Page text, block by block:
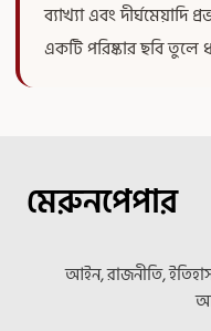
ব্যাখ্যা এবং
একটি পরিষ্কার ছবি তুলে
মেরুনপেপার
আইন, রাজনীতি,